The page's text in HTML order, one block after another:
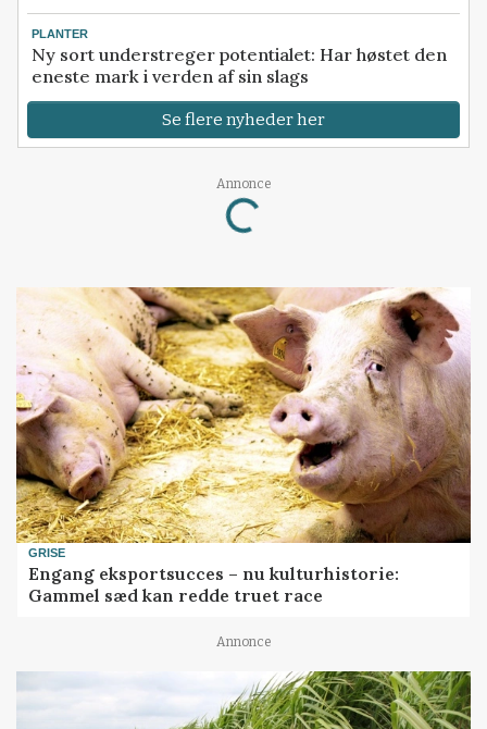
PLANTER
Ny sort understreger potentialet: Har høstet den
eneste mark i verden af sin slags
Se flere nyheder her
Annonce
Loading...
GRISE
Engang eksportsucces – nu kulturhistorie:
Gammel sæd kan redde truet race
Annonce